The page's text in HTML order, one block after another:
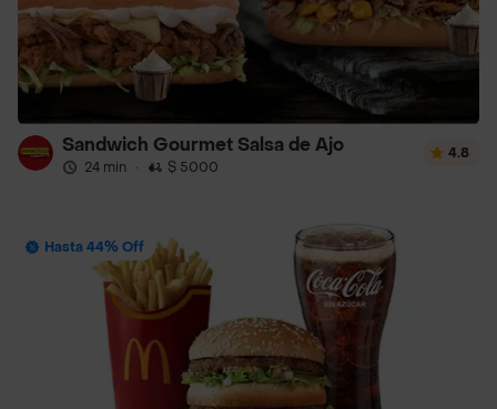
Sandwich Gourmet Salsa de Ajo
24 min · $ 5000
4.8
Hasta 44% Off